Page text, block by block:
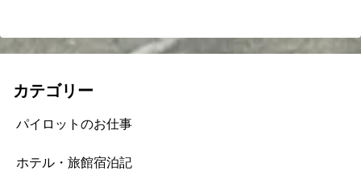
カテゴリー
パイロットのお仕事
ホテル・旅館宿泊記